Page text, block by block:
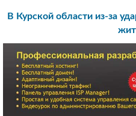
В Курской области из-за